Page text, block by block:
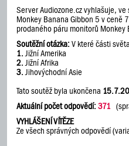
Server Audiozone.cz vyhlašuje,
Monkey Banana Gibbon 5 v ceně
prodaného páru monitorů Monkey
Soutěžní otázka:V které části
1. Jižní Amerika
2. Jižní Afrika
3. Jihovýchodní Asie
Tato soutěž byla ukončena
Aktuální počet odpovědí:371
VYHLÁŠENÍ VÍTĚZE
Ze všech správných odpovědí